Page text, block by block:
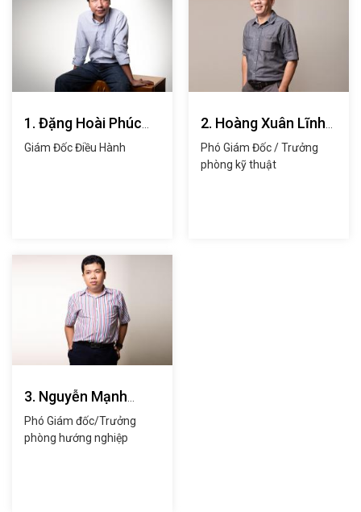
1. Đặng Hoài Phúc
(anh)
Giám Đốc Điều Hành
2. Hoàng Xuân Lĩnh
(anh)
Phó Giám Đốc / Trưởng
phòng kỹ thuật
3. Nguyễn Mạnh
Hùng (anh)
Phó Giám đốc/Trưởng
phòng hướng nghiệp